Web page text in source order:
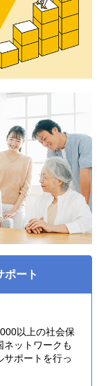
ポート
以上の社会保
ネットワークも
ポートを行っ